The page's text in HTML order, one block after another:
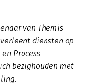
van Themis
diensten op
Process
bezighouden met